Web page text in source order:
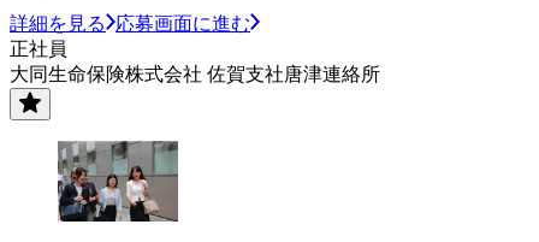
詳細を見る
応募画面に進む
正社員
大同生命保険株式会社 佐賀支社唐津連絡所